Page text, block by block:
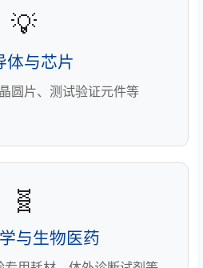
💡
体与芯片
圆片、测试验证元件等
🧬
与生物医药